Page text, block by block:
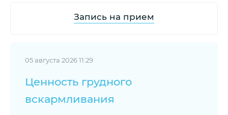
Запись на прием
05 августа 2026 11:29
Ценность грудного
вскармливания